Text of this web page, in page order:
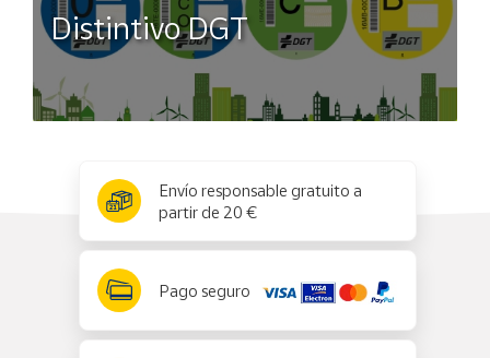
Distintivo DGT
Envío responsable gratuito a
partir de 20 €
Pago seguro